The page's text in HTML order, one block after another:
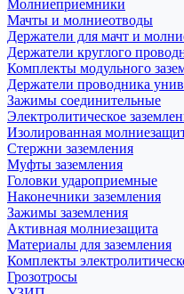
Молниеприемники
Мачты и молниеотводы
Держатели для мачт и
Держатели круглого
Комплекты модульного
Держатели проводника
Зажимы соединительные
Электролитическое
Изолированная
Стержни заземления
Муфты заземления
Головки удароприемные
Наконечники заземления
Зажимы заземления
Активная молниезащита
Материалы для заземления
Комплекты
Грозотросы